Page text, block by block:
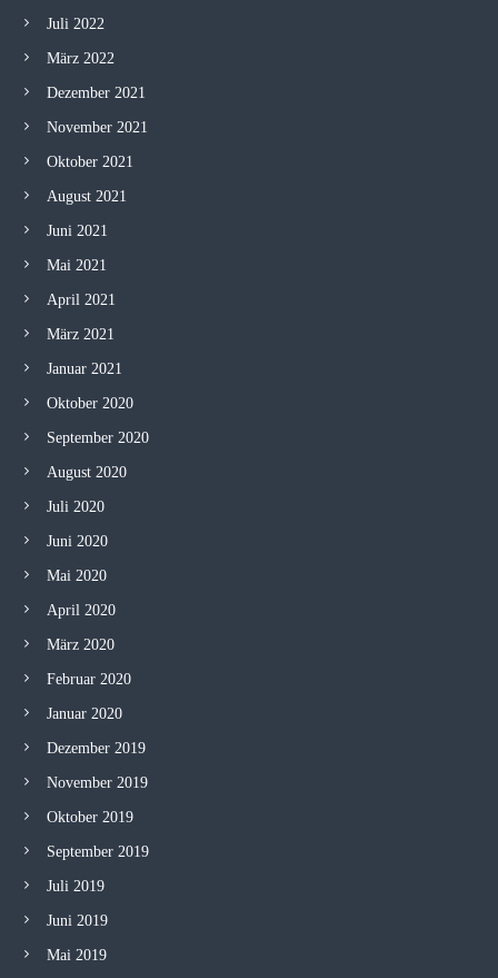
Juli 2022
März 2022
Dezember 2021
November 2021
Oktober 2021
August 2021
Juni 2021
Mai 2021
April 2021
März 2021
Januar 2021
Oktober 2020
September 2020
August 2020
Juli 2020
Juni 2020
Mai 2020
April 2020
März 2020
Februar 2020
Januar 2020
Dezember 2019
November 2019
Oktober 2019
September 2019
Juli 2019
Juni 2019
Mai 2019